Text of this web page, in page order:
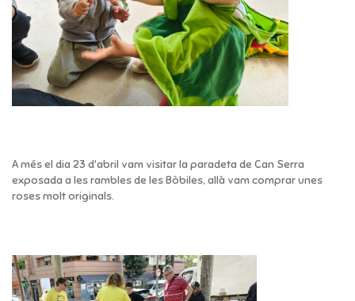
A més el dia 23 d'abril vam visitar la paradeta de Can Serra
exposada a les rambles de les Bòbiles, allà vam comprar unes
roses molt originals.